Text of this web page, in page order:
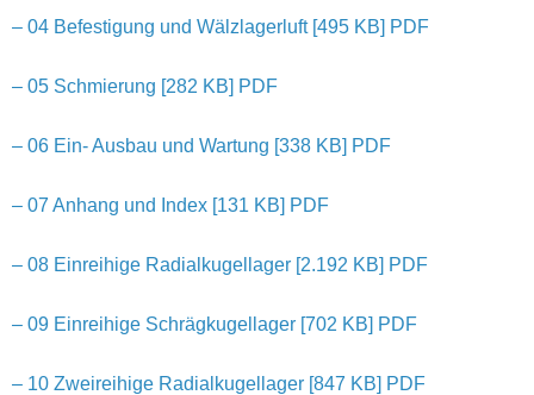
– 04 Befestigung und Wälzlagerluft [495 KB] PDF
– 05 Schmierung [282 KB] PDF
– 06 Ein- Ausbau und Wartung [338 KB] PDF
– 07 Anhang und Index [131 KB] PDF
– 08 Einreihige Radialkugellager [2.192 KB] PDF
– 09 Einreihige Schrägkugellager [702 KB] PDF
– 10 Zweireihige Radialkugellager [847 KB] PDF